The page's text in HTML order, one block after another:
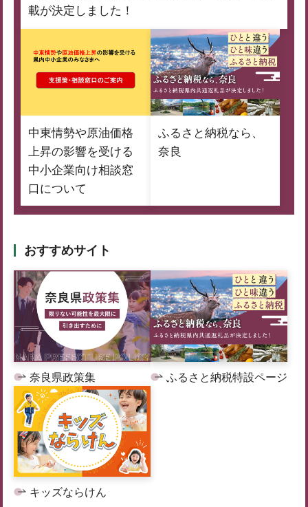
載が決定しました！
中東情勢や原油価格
上昇の影響を受ける
中小企業向け相談窓
口について
ふるさと納税なら、
奈良
おすすめサイト
奈良県政策集 ふるさと納税特設ページ
キッズならけん